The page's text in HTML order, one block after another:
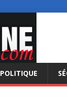
POLITIQUE